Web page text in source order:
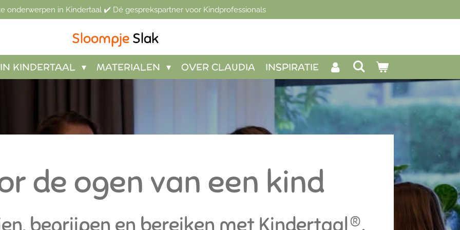
onderwerpen in Kindertaal ✔️ Dé gesprekspartner voor Kindprofessionals
Sloompje Slak
KINDERTAAL MATERIALEN OVER CLAUDIA INSPIRATIE
de ogen van een kind
begrijpen en bereiken met Kindertaal®.